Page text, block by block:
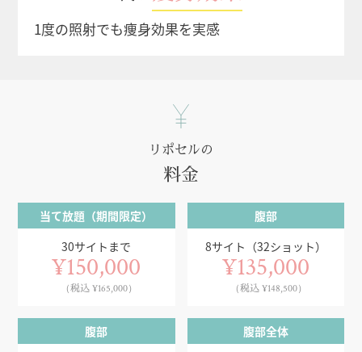
1度の照射でも痩身効果を実感
リポセルの
料金
当て放題（期間限定）
30サイトまで
¥150,000
（税込 ¥165,000）
腹部
8サイト（32ショット）
¥135,000
（税込 ¥148,500）
腹部
腹部全体